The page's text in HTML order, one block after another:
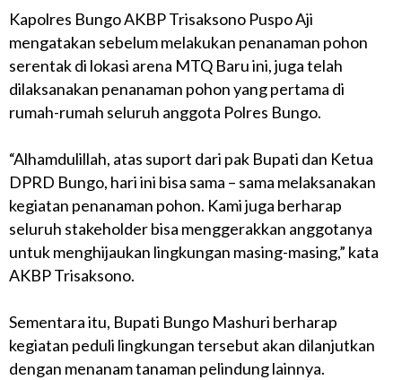
Kapolres Bungo AKBP Trisaksono Puspo Aji
mengatakan sebelum melakukan penanaman pohon
serentak di lokasi arena MTQ Baru ini, juga telah
dilaksanakan penanaman pohon yang pertama di
rumah-rumah seluruh anggota Polres Bungo.
“Alhamdulillah, atas suport dari pak Bupati dan Ketua
DPRD Bungo, hari ini bisa sama – sama melaksanakan
kegiatan penanaman pohon. Kami juga berharap
seluruh stakeholder bisa menggerakkan anggotanya
untuk menghijaukan lingkungan masing-masing,” kata
AKBP Trisaksono.
Sementara itu, Bupati Bungo Mashuri berharap
kegiatan peduli lingkungan tersebut akan dilanjutkan
dengan menanam tanaman pelindung lainnya.